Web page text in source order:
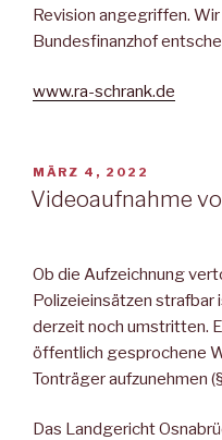
Revision angegriffen.
Bundesfinanzhof
www.ra-schrank.de
VERÖFFENTLICHT
AM
MÄRZ 4, 2022
Videoaufnahme
Ob die Aufzeichnung
Polizeieinsätzen strafbar
derzeit noch umstritten.
öffentlich gesprochene
Tonträger aufzunehmen
Das Landgericht